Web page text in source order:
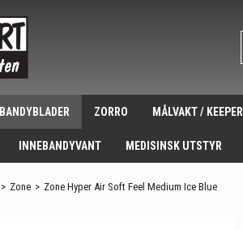
ZORRO MÅLVAKT / KEEPER
INNEBANDYVANT MEDISINSK UTSTYR
> Zone > Zone Hyper Air Soft Feel Medium Ice Blue